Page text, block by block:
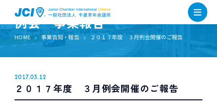
例会・事業報告
HOME 事業告知・報告 ２０１７年度 ３月例会開催のご報告
2017.03.12
２０１７年度 ３月例会開催のご報告